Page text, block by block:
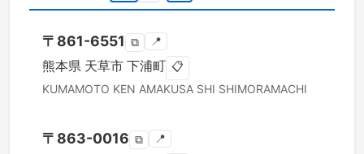
〒 861-6551 ⧉ 📍
熊本県 天草市 下浦町 📋
KUMAMOTO KEN AMAKUSA SHI SHIMORAMACHI
〒 863-0016 ⧉ 📍